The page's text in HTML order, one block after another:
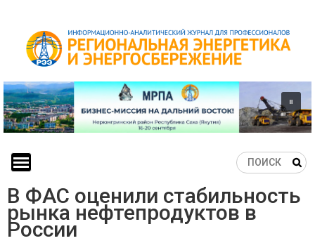
content
В ФАС оценили стабильность
рынка нефтепродуктов в
России